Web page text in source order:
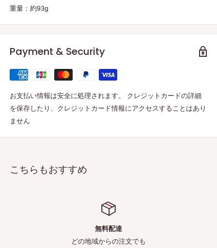
重量：約93g
Payment & Security
お支払い情報は安全に処理されます。 クレジットカードの詳細
を保存したり、クレジットカード情報にアクセスすることはあり
ません
こちらもおすすめ
無料配達
どの地域からの注文でも